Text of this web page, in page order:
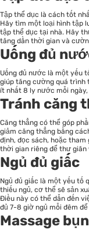
Tập thể dục là cách tốt
Hãy tìm một loại hình tập
tập thể dục tại nhà. Hãy
tăng dần thời gian và
Uống đủ
Uống đủ nước là một yếu
giúp tăng cường quá trình
ít nhất 8 ly nước mỗi
Tránh căng
Căng thẳng có thể góp
giảm căng thẳng bằng
định, đọc sách, hoặc
thời gian riêng để thư giãn
Ngủ đủ giấc
Ngủ đủ giấc là một yếu tố
thiếu ngủ, cơ thể sẽ sản
Điều này có thể dẫn đến
đủ 7-8 giờ ngủ mỗi đêm
Massage